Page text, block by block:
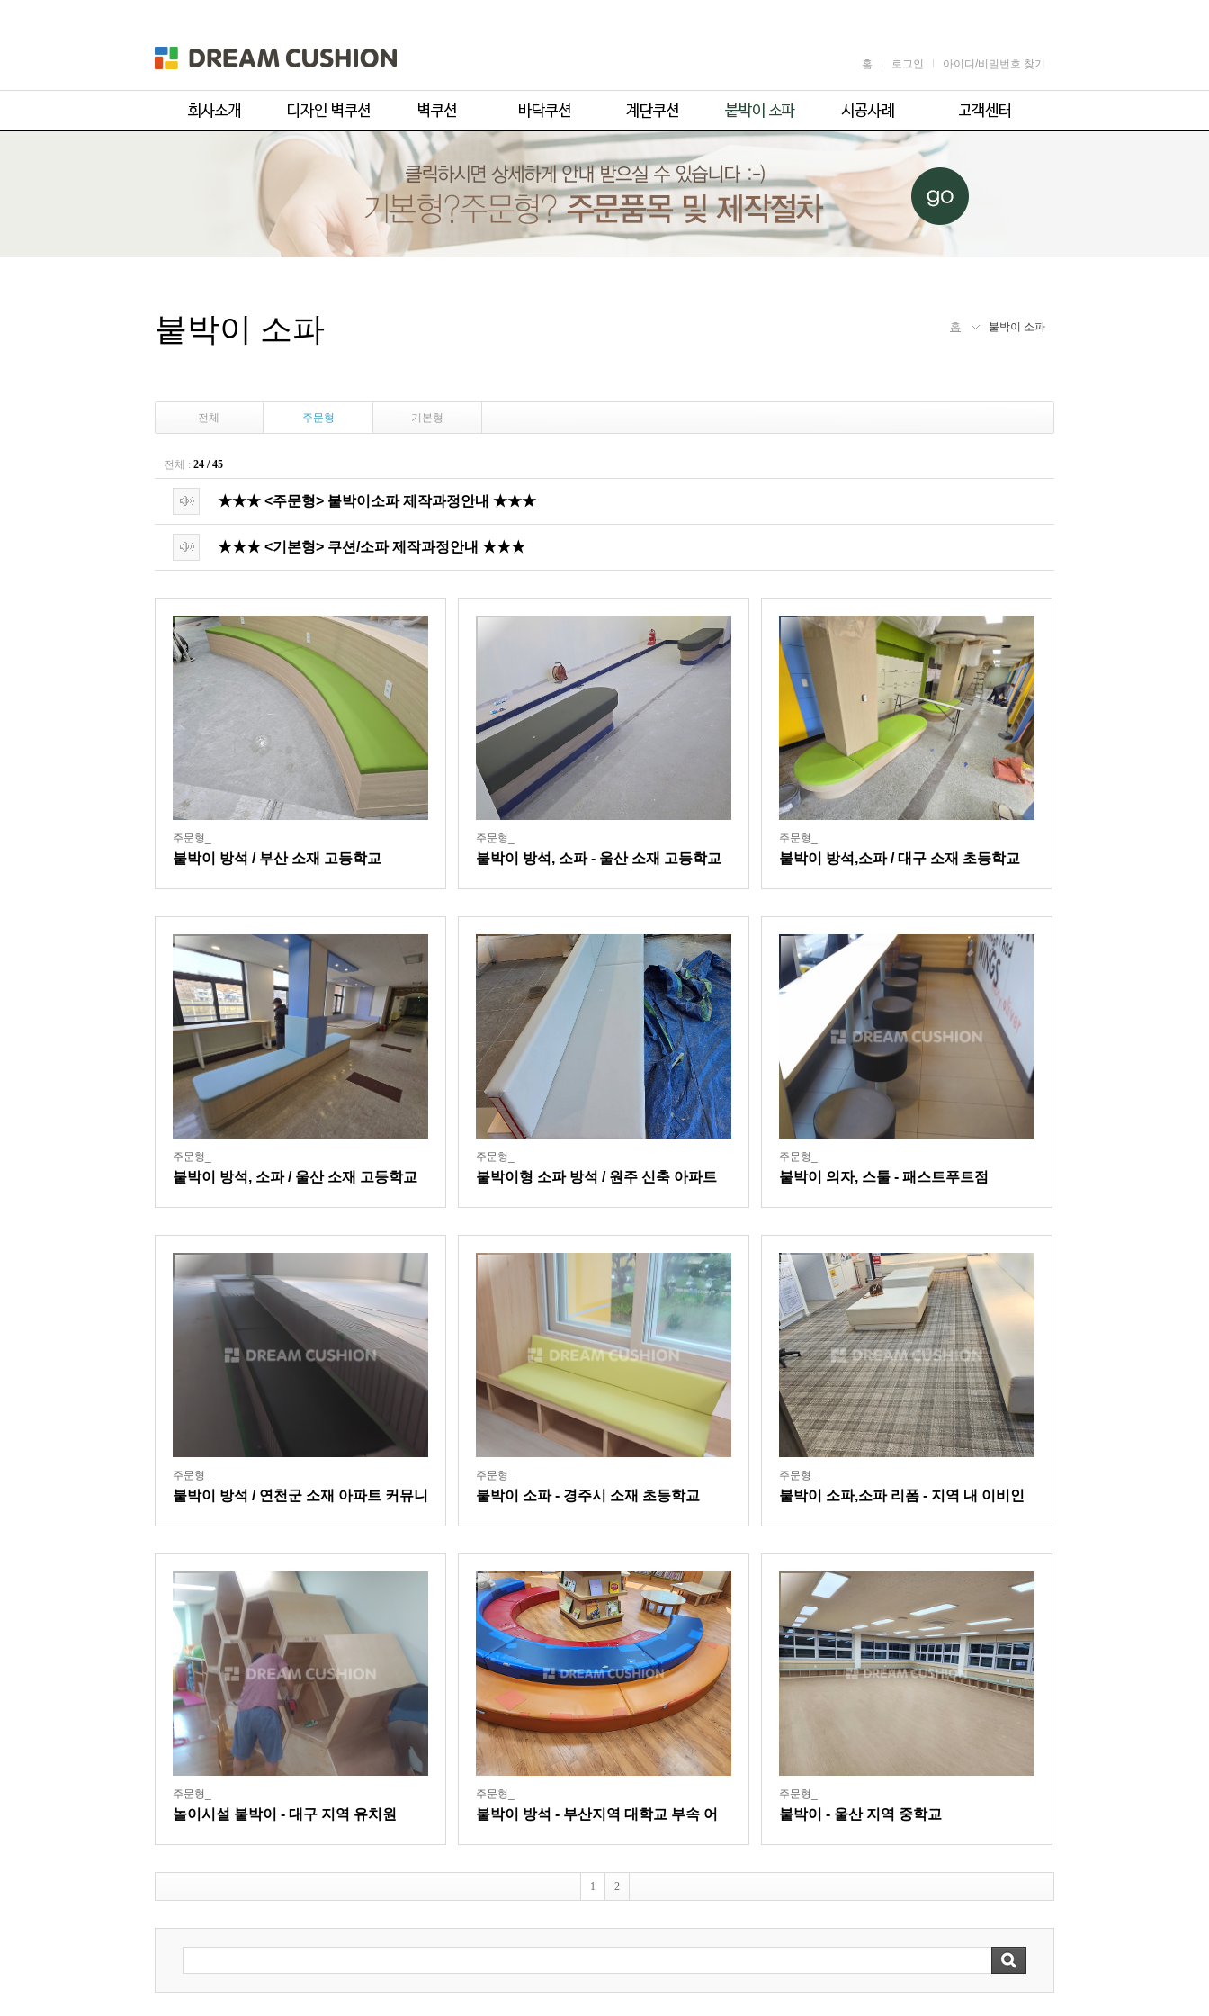
홈 로그인 아이디/비밀번호 찾기
주문 디자인
주문형
기본형
기본형
주문형
기본형
어린이용
업소용
체육시설용
견적 및 제휴문의
자주 묻는 질문
주의사항
홈 붙박이 소파
붙박이 소파
전체 주문형 기본형
전체 : 24 / 45
★★★ <주문형> 붙박이소파 제작과정안내 ★★★
★★★ <기본형> 쿠션/소파 제작과정안내 ★★★
주문형_
붙박이 방석 / 부산 소재 고등학교
주문형_
붙박이 방석, 소파 - 울산 소재 고등학교
주문형_
붙박이 방석,소파 / 대구 소재 초등학교
주문형_
붙박이 방석, 소파 / 울산 소재 고등학교
주문형_
붙박이형 소파 방석 / 원주 신축 아파트
주문형_
붙박이 의자, 스툴 - 패스트푸트점
주문형_
붙박이 방석 / 연천군 소재 아파트 커뮤니
주문형_
붙박이 소파 - 경주시 소재 초등학교
주문형_
붙박이 소파,소파 리폼 - 지역 내 이비인
주문형_
놀이시설 붙박이 - 대구 지역 유치원
주문형_
붙박이 방석 - 부산지역 대학교 부속 어
주문형_
붙박이 - 울산 지역 중학교
1 2